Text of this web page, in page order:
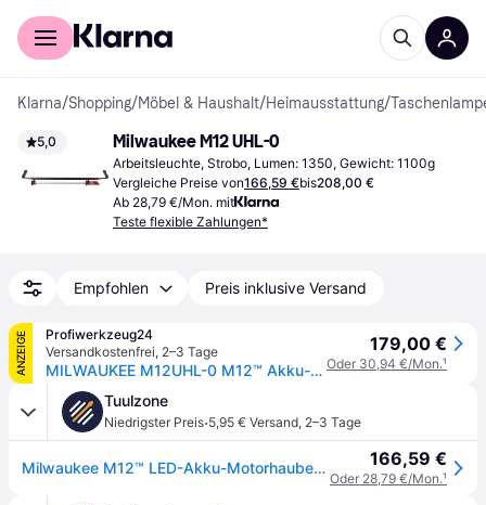
Für Shopper
Klarna/Shopping/Möbel & Haushalt/Heimausstattung/
5,0 Milwaukee M12 UHL-0
Arbeitsleuchte, Strobo, Lumen: 1350, Gewicht: 1100g
Vergleiche Preise von166,59 €bis208,00 €
Ab 28,79 €/Mon. mit
Teste flexible Zahlungen*
Empfohlen Preis inklusive Versand
ANZEIGE
Profiwerkzeug24
Versandkostenfrei, 2–3 Tage
MILWAUKEE M12UHL-0 M12™ Akku-Motorhaubenleuchte
179,00 €
Oder 30,94 €/Mon.¹
Tuulzone
Niedrigster Preis·5,95 € Versand, 2–3 Tage
Milwaukee M12™ LED-Akku-Motorhauben-Leuchte M12 UHL-0 - 4933459432 166,59 €
Oder 28,79 €/Mon.¹